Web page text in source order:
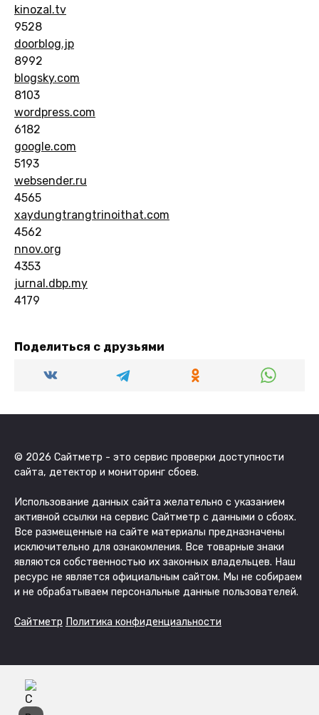
kinozal.tv
9528
doorblog.jp
8992
blogsky.com
8103
wordpress.com
6182
google.com
5193
websender.ru
4565
xaydungtrangtrinoithat.com
4562
nnov.org
4353
jurnal.dbp.my
4179
Поделиться с друзьями
© 2026 Сайтметр - это сервис проверки доступности
сайта, детектор и мониторинг сбоев.
Использование данных сайта желательно с указанием
активной ссылки на сервис Сайтметр с данными о сбоях.
Все размещенные на сайте материалы предназначены
исключительно для ознакомления. Все товарные знаки
являются собственностью их законных владельцев. Наш
ресурс не является официальным сайтом. Мы не собираем
и не обрабатываем персональные данные пользователей.
Сайтметр Политика конфиденциальности